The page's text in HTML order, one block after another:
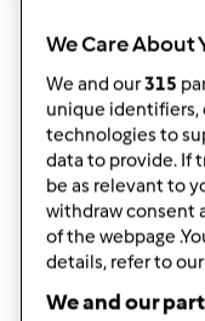
Zaloguj
monika6500
pt., 06/21/2013 - 20:14
Grażynko tak jak
We Care About
We and our315
unique identifiers,
technologies to
data to provide. If
be as relevant to
withdraw consent
of the webpage
details, refer to
We and our